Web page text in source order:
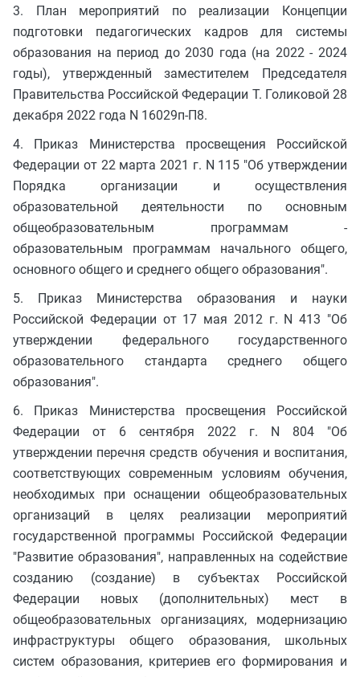
3. План мероприятий по реализации Концепции
подготовки педагогических кадров для системы
образования на период до 2030 года (на 2022 - 2024
годы), утвержденный заместителем Председателя
Правительства Российской Федерации Т. Голиковой 28
декабря 2022 года N 16029п-П8.
4. Приказ Министерства просвещения Российской
Федерации от 22 марта 2021 г. N 115 "Об утверждении
Порядка организации и осуществления
образовательной деятельности по основным
общеобразовательным программам -
образовательным программам начального общего,
основного общего и среднего общего образования".
5. Приказ Министерства образования и науки
Российской Федерации от 17 мая 2012 г. N 413 "Об
утверждении федерального государственного
образовательного стандарта среднего общего
образования".
6. Приказ Министерства просвещения Российской
Федерации от 6 сентября 2022 г. N 804 "Об
утверждении перечня средств обучения и воспитания,
соответствующих современным условиям обучения,
необходимых при оснащении общеобразовательных
организаций в целях реализации мероприятий
государственной программы Российской Федерации
"Развитие образования", направленных на содействие
созданию (создание) в субъектах Российской
Федерации новых (дополнительных) мест в
общеобразовательных организациях, модернизацию
инфраструктуры общего образования, школьных
систем образования, критериев его формирования и